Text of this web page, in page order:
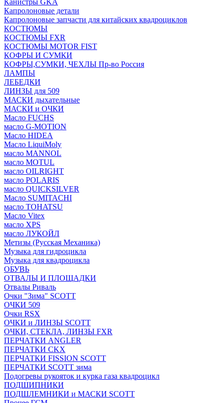
Канистры GKA
Капролоновые детали
Капролоновые запчасти для китайских квадроциклов
КОСТЮМЫ
КОСТЮМЫ FXR
КОСТЮМЫ MOTOR FIST
КОФРЫ И СУМКИ
КОФРЫ,СУМКИ, ЧЕХЛЫ Пр-во Россия
ЛАМПЫ
ЛЕБЕДКИ
ЛИНЗЫ для 509
МАСКИ дыхательные
МАСКИ и ОЧКИ
Масло FUCHS
масло G-MOTION
Масло HIDEA
Масло LiquiMoly
масло MANNOL
масло MOTUL
масло OILRIGHT
масло POLARIS
масло QUICKSILVER
Масло SUMITACHI
масло TOHATSU
Масло Vitex
масло XPS
масло ЛУКОЙЛ
Метизы (Русская Механика)
Музыка для гидроцикла
Музыка для квадроцикла
ОБУВЬ
ОТВАЛЫ И ПЛОЩАДКИ
Отвалы Риваль
Очки "Зима" SCOTT
ОЧКИ 509
Очки RSX
ОЧКИ и ЛИНЗЫ SCOTT
ОЧКИ, СТЕКЛА, ЛИНЗЫ FXR
ПЕРЧАТКИ ANGLER
ПЕРЧАТКИ CKX
ПЕРЧАТКИ FISSION SCOTT
ПЕРЧАТКИ SCOTT зима
Подогревы рукояток и курка газа квадроцикл
ПОДШИПНИКИ
ПОДШЛЕМНИКИ и МАСКИ SCOTT